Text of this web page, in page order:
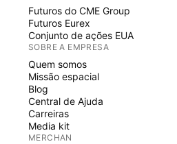
Futuros do CME Group
Futuros Eurex
Conjunto de ações EUA
SOBRE A EMPRESA
Quem somos
Missão espacial
Blog
Central de Ajuda
Carreiras
Media kit
MERCHAN